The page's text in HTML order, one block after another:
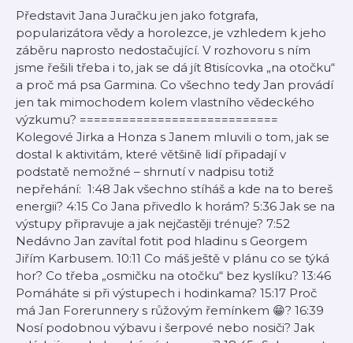
Představit Jana Juračku jen jako fotgrafa,
popularizátora vědy a horolezce, je vzhledem k jeho
záběru naprosto nedostačující. V rozhovoru s ním
jsme řešili třeba i to, jak se dá jít 8tisícovka „na otočku“
a proč má psa Garmina. Co všechno tedy Jan provádí
jen tak mimochodem kolem vlastního vědeckého
výzkumu? ============================
Kolegové Jirka a Honza s Janem mluvili o tom, jak se
dostal k aktivitám, které většině lidí připadají v
podstatě nemožné – shrnutí v nadpisu totiž
nepřehání: 1:48 Jak všechno stíháš a kde na to bereš
energii? 4:15 Co Jana přivedlo k horám? 5:36 Jak se na
výstupy připravuje a jak nejčastěji trénuje? 7:52
Nedávno Jan zavítal fotit pod hladinu s Georgem
Jiřím Karbusem. 10:11 Co máš ještě v plánu co se týká
hor? Co třeba „osmičku na otočku“ bez kyslíku? 13:46
Pomáháte si při výstupech i hodinkama? 15:17 Proč
má Jan Forerunnery s růžovým řemínkem 😁? 16:39
Nosí podobnou výbavu i šerpové nebo nosiči? Jak